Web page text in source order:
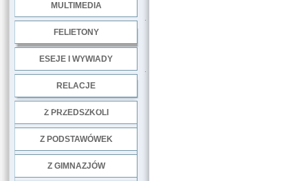
MULTIMEDIA
FELIETONY
ESEJE I WYWIADY
RELACJE
Z PRZEDSZKOLI
Z PODSTAWÓWEK
Z GIMNAZJÓW